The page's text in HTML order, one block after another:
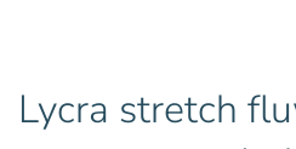
Lycra stretch